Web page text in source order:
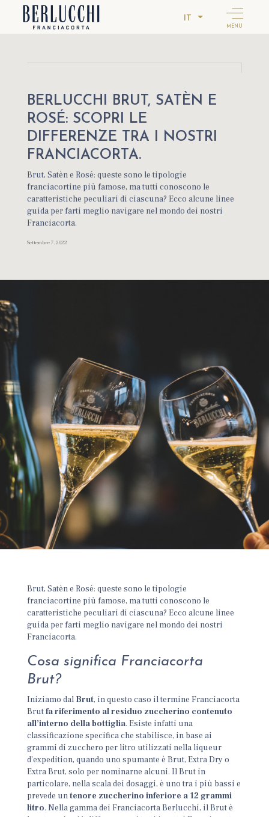
IT
MENU
BERLUCCHI BRUT, SATÈN E
ROSÉ: SCOPRI LE
DIFFERENZE TRA I NOSTRI
FRANCIACORTA.
Brut, Satèn e Rosé: queste sono le tipologie
franciacortine più famose, ma tutti conoscono le
caratteristiche peculiari di ciascuna? Ecco alcune linee
guida per farti meglio navigare nel mondo dei nostri
Franciacorta.
Settembre 7, 2022
Brut, Satèn e Rosé: queste sono le tipologie
franciacortine più famose, ma tutti conoscono le
caratteristiche peculiari di ciascuna? Ecco alcune linee
guida per farti meglio navigare nel mondo dei nostri
Franciacorta.
Cosa significa Franciacorta
Brut?
Iniziamo dal Brut, in questo caso il termine Franciacorta
Brutfa riferimento al residuo zuccherino contenuto
all’interno della bottiglia. Esiste infatti una
classificazione specifica che stabilisce, in base ai
grammi di zucchero per litro utilizzati nella liqueur
d’expedition, quando uno spumante è Brut, Extra Dry o
Extra Brut, solo per nominarne alcuni. Il Brut in
particolare, nella scala dei dosaggi, è uno tra i più bassi e
prevede untenore zuccherino inferiore a 12 grammi
litro. Nella gamma dei Franciacorta Berlucchi, il Brut è